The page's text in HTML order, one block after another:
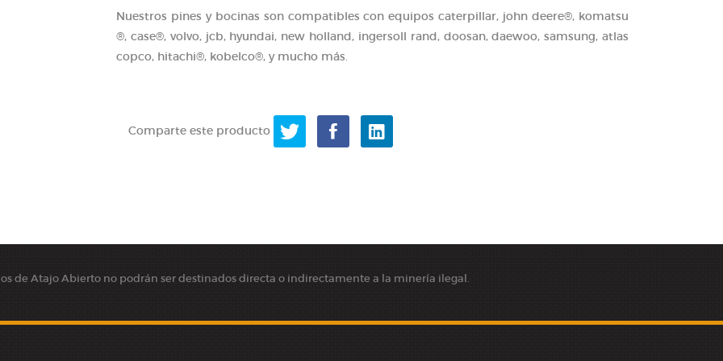
Nuestros pines y bocinas son compatibles con equipos caterpillar, john deere®, komatsu
®, case®, volvo, jcb, hyundai, new holland, ingersoll rand, doosan, daewoo, samsung, atlas
copco, hitachi®, kobelco®, y mucho más.
Comparte este producto
de Atajo Abierto no podrán ser destinados directa o indirectamente a la minería ilegal.